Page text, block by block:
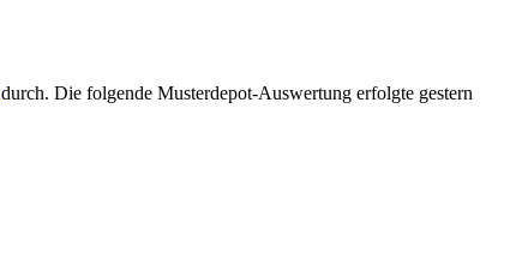
durch. Die folgende Musterdepot-Auswertung erfolgte gestern